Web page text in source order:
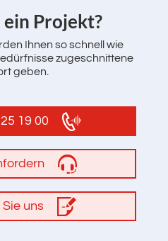
ein Projekt?
Ihnen so schnell wie
zugeschnittene
geben.
19 00
uns